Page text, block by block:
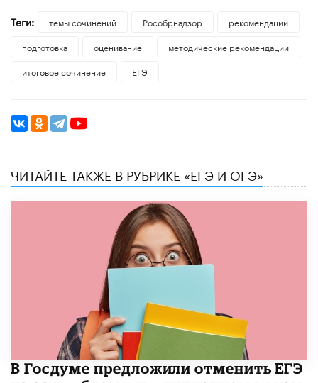
Теги: темы сочинений Рособрнадзор
рекомендации
подготовка
оценивание
методические рекомендации
итоговое сочинение
ЕГЭ
ЧИТАЙТЕ ТАКЖЕ В РУБРИКЕ «ЕГЭ И ОГЭ»
В Госдуме предложили отменить ЕГЭ